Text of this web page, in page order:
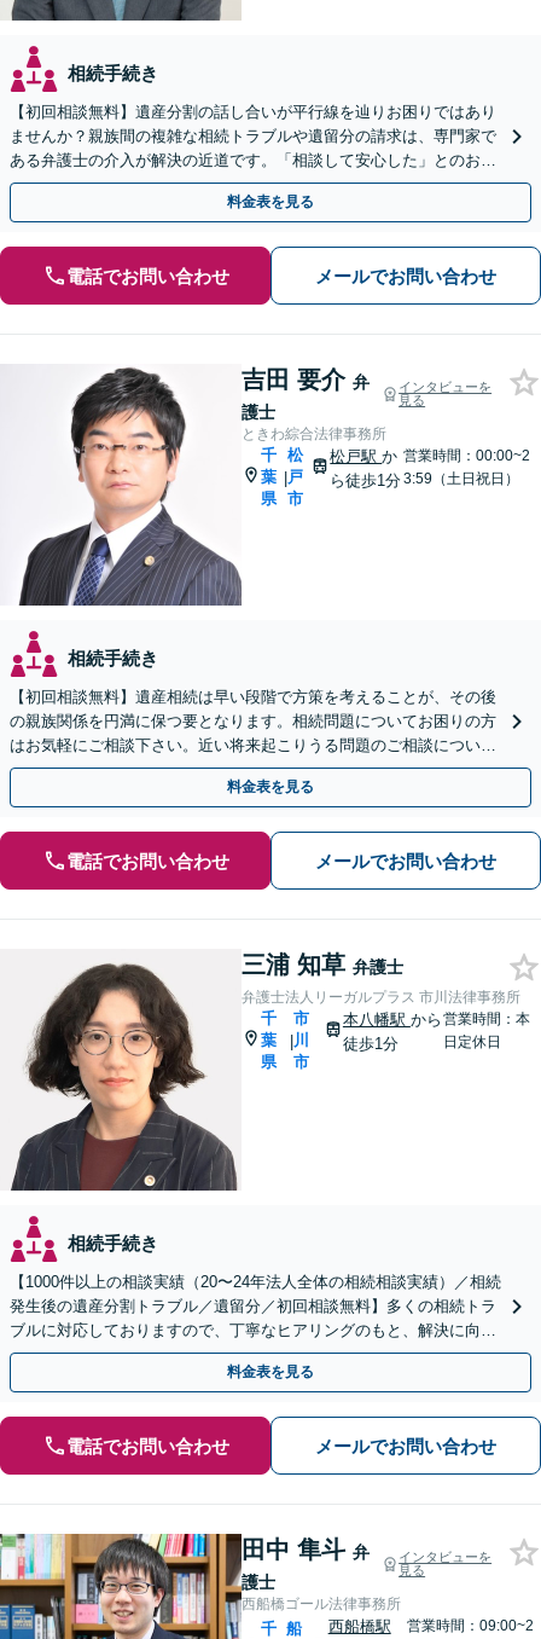
相続手続き
【初回相談無料】遺産分割の話し合いが平行線を辿りお困りではあり
ませんか？親族間の複雑な相続トラブルや遺留分の請求は、専門家で
ある弁護士の介入が解決の近道です。「相談して安心した」とのお声
も多数。柏駅徒歩5分の当事務所へまずはご相談ください。
料金表を見る
電話でお問い合わせ メールでお問い合わせ
吉田 要介 弁
護士
インタビューを
見る
ときわ綜合法律事務所
千
葉
県
|
松
戸
市
松戸駅か
ら徒歩1分
営業時間：00:00~2
3:59（土日祝日）
相続手続き
【初回相談無料】遺産相続は早い段階で方策を考えることが、その後
の親族関係を円満に保つ要となります。相続問題についてお困りの方
はお気軽にご相談下さい。近い将来起こりうる問題のご相談について
も承っています。
料金表を見る
電話でお問い合わせ メールでお問い合わせ
三浦 知草 弁護士
弁護士法人リーガルプラス 市川法律事務所
千
葉
県
|
市
川
市
本八幡駅 から
徒歩1分
営業時間：本
日定休日
相続手続き
【1000件以上の相談実績（20〜24年法人全体の相続相談実績）／相続
発生後の遺産分割トラブル／遺留分／初回相談無料】多くの相続トラ
ブルに対応しておりますので、丁寧なヒアリングのもと、解決に向け
たアドバイス・ご提案をいたします。
料金表を見る
電話でお問い合わせ メールでお問い合わせ
田中 隼斗 弁
護士
インタビューを
見る
西船橋ゴール法律事務所
千 船
西船橋駅
営業時間：09:00~2